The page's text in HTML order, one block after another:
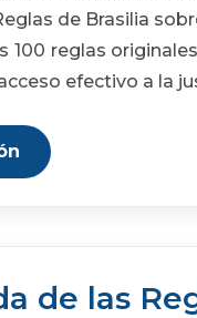
de Brasilia
100 reglas
efectivo a la
de las